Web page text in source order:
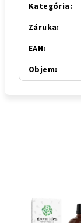
Kategória:
Záruka:
EAN:
Objem: